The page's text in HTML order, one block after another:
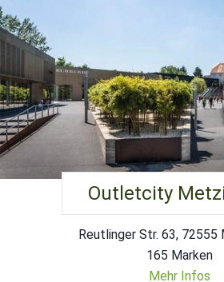
Outletcity
Reutlinger Str. 63, 72555
165 Marken
Mehr Infos